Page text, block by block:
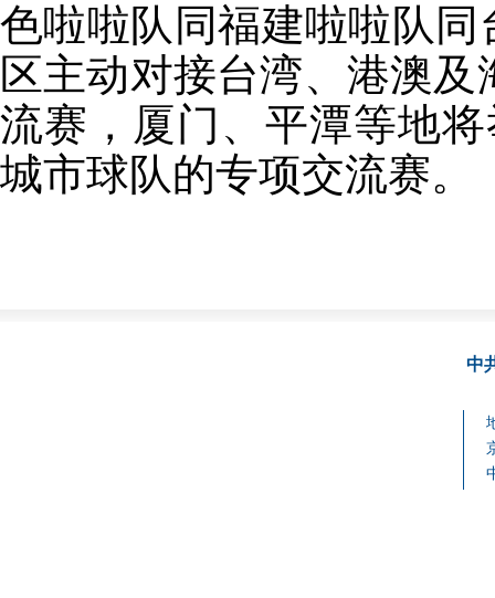
色啦啦队同福建啦啦队
区主动对接台湾、港澳
流赛，厦门、平潭等地
城市球队的专项交流赛。
中